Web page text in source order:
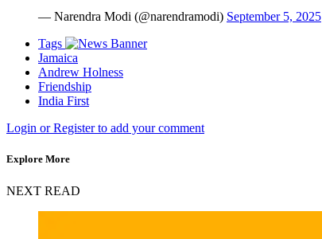
— Narendra Modi (@narendramodi) September 5, 2025
Tags
Jamaica
Andrew Holness
Friendship
India First
Login or Register to add your comment
Explore More
NEXT READ